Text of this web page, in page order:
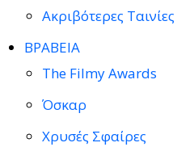
Ακριβότερες Ταινίες
ΒΡΑΒΕΙΑ
The Filmy Awards
Όσκαρ
Χρυσές Σφαίρες